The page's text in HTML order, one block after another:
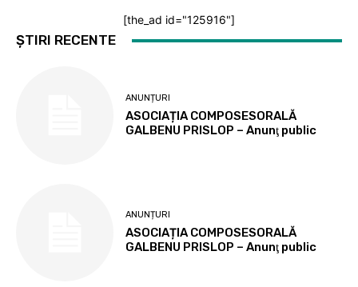
[the_ad id="125916"]
ȘTIRI RECENTE
ANUNȚURI
ASOCIAȚIA COMPOSESORALĂ
GALBENU PRISLOP – Anunţ public
ANUNȚURI
ASOCIAȚIA COMPOSESORALĂ
GALBENU PRISLOP – Anunţ public